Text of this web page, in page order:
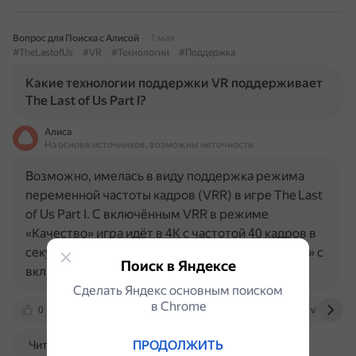
Вопрос для Поиска с Алисой
1 мая
#TheLastofUs
#VR #Технологии #Поддержка
Какие технологии поддержки VR поддерживает
The Last of Us Part I?
Алиса
На основе источников, возможны неточности
0 www.playground.ru vk.com
Возможно, имелась в виду поддержка режима
переменной частоты кадров (VRR) в игре The Last
of Us Part I. С включённым VRR в режиме
«Качество» игра идёт в 4K с частотой 40 кадров в
секунду (FPS). В режиме «Производительность» с
включённым VRR игра…
Читать далее
Поиск в Яндексе
Сделать Яндекс основным поиском
в Сhrome
ПРОДОЛЖИТЬ